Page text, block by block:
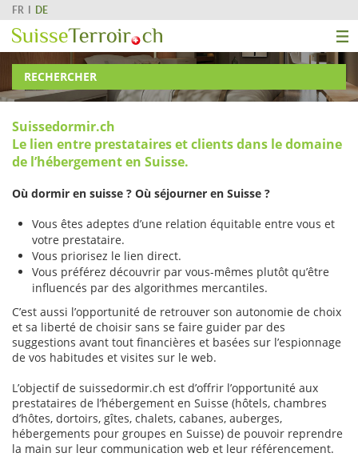
FR DE
RECHERCHER
Suissedormir.ch
Le lien entre prestataires et clients dans le domaine
de l’hébergement en Suisse.
Où dormir en suisse ? Où séjourner en Suisse ?
Vous êtes adeptes d’une relation équitable entre vous et
votre prestataire.
Vous priorisez le lien direct.
Vous préférez découvrir par vous-mêmes plutôt qu’être
influencés par des algorithmes mercantiles.
C’est aussi l’opportunité de retrouver son autonomie de choix
et sa liberté de choisir sans se faire guider par des
suggestions avant tout financières et basées sur l’espionnage
de vos habitudes et visites sur le web.
L’objectif de suissedormir.ch est d’offrir l’opportunité aux
prestataires de l’hébergement en Suisse (hôtels, chambres
d’hôtes, dortoirs, gîtes, chalets, cabanes, auberges,
hébergements pour groupes en Suisse) de pouvoir reprendre
la main sur leur communication web et leur référencement.